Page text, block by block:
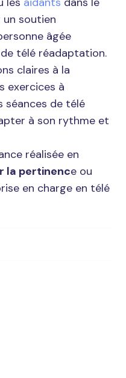
soutien
âgée
télé réadaptation.
claires à la
exercices à
séances de télé
à son rythme et
réalisée en
la pertinence ou
en charge en télé